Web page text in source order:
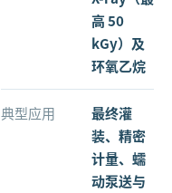
高 50
kGy）及
环氧乙烷
典型应用
最终灌
装、精密
计量、蠕
动泵送与